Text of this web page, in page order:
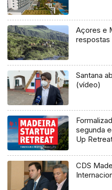
Açores e
respostas
Santana
(vídeo)
segunda
Up
CDS